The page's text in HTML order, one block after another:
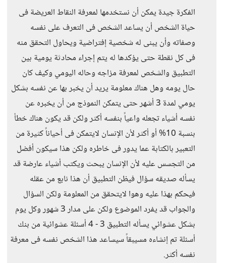
الفكرة جيدة يمكن أن نستخدمها لمعرفة النقاط العريضة فى
حياة الشخص أن يساعد الشخص فى التعرف على نفسه
وصفاته وأن يبنى له شخصية إفتراضية ويحاول التحقق منه
فى كل نقطة حتى يؤكدها له يتم إجراء محادثة يومية بين
التطبيق والشخص لمعرفة مزاجه وحاله اليومي وكيف كان
حال يومه وهل هناك معلومة يريد أن يخبر بها عن نفسه بشكل
يومي لمدة 3 أشهر حتى يتمكن النموذج من أن يخبره عن
نفسه أشياء تجعله واعياً بنفسه أكثر ولكن قد يكون هناك خطأ
بنسبة 10% أو أكثر لأن الإنسان لايتمكن فى أحياناً كثيرة من
التعبير بالكتابة عما يدور فى خاطره ولكن هذا سيكون أفضل
من التجسس عليه لأن الإنسان يبحث ويكتب أشياء عارضة قد
يسأله صديقه سؤال فيظن التطبيق أن هذا نابع من عقله
فيحكم بهذا عليه وهوا لايتحقق من المعلومة ولكن السؤال
والجواب قد يفرد الموضوع ولكن على مدار 3 شهور وكل يوم
بشكل عشوائي يسأله التطبيق 3 - 4 أسئلة عشوائية من بنك
أسئلة تم إنشاءه مسيبقاً سيساعد هذا الشخص نفسه فى معرفة
نفسه أكثر.